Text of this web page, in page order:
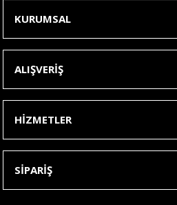
KURUMSAL
ALIŞVERİŞ
HİZMETLER
SİPARİŞ